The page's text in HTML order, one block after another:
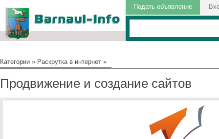
Подать объявление
Категории » Раскрутка в интернет »
Продвижение и создание сайтов